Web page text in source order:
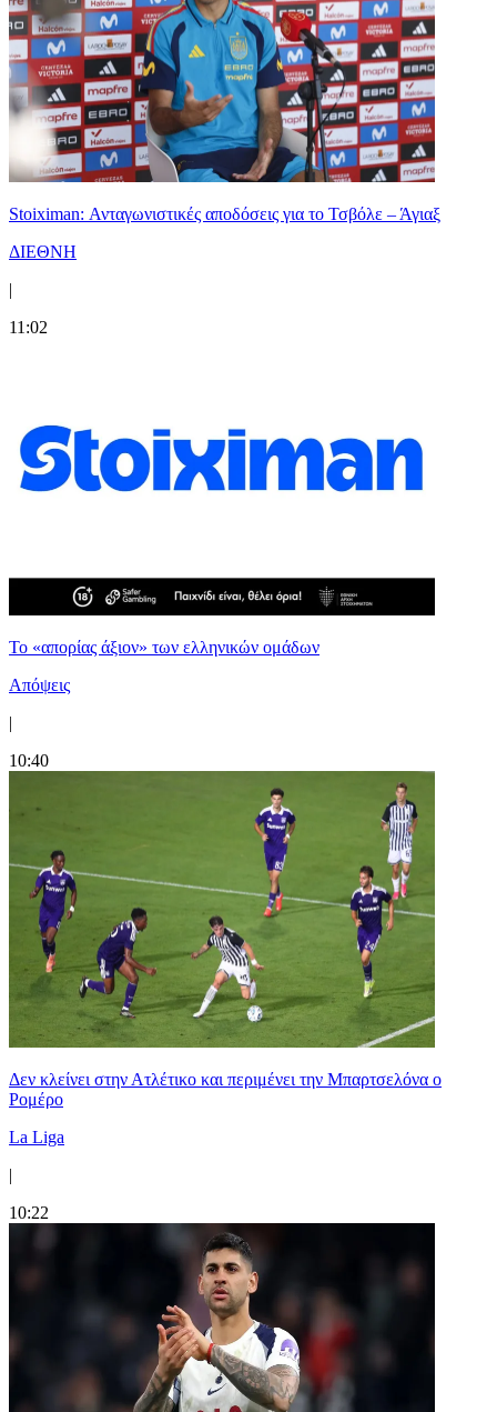
Stoiximan: Ανταγωνιστικές αποδόσεις για το Τσβόλε – Άγιαξ
ΔΙΕΘΝΗ
|
11:02
Το «απορίας άξιον» των ελληνικών ομάδων
Απόψεις
|
10:40
Δεν κλείνει στην Ατλέτικο και περιμένει την Μπαρτσελόνα ο
Ρομέρο
La Liga
|
10:22